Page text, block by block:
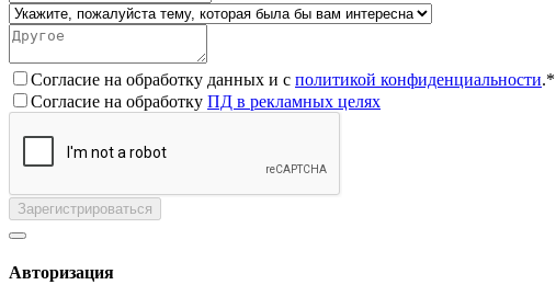
Согласие на обработку данных и с политикой конфиденциальности.*
Согласие на обработку ПД в рекламных целях
Зарегистрироваться
Авторизация